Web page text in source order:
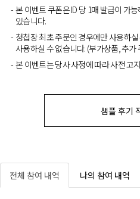
본 이벤트 쿠폰은 ID 당 1매 발급이 가
있습니다.
청첩장 최초 주문인 경우에만 사용하
사용하실 수 없습니다. (부가상품, 추가
본 이벤트는 당사 사정에 따라 사전 고
샘플 후기
전체 참여 내역 나의 참여 내역